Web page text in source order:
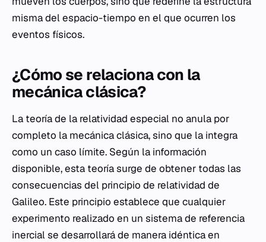
misma del espacio-tiempo en el que ocurren los
eventos físicos.
¿Cómo se relaciona con la
mecánica clásica?
La teoría de la relatividad especial no anula por
completo la mecánica clásica, sino que la integra
como un caso límite. Según la información
disponible, esta teoría surge de obtener todas las
consecuencias del principio de relatividad de
Galileo. Este principio establece que cualquier
experimento realizado en un sistema de referencia
inercial se desarrollará de manera idéntica en